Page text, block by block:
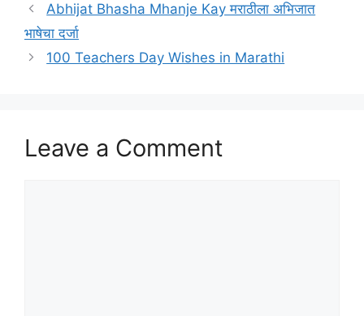
Abhijat Bhasha Mhanje Kay मराठीला अभिजात
भाषेचा दर्जा
100 Teachers Day Wishes in Marathi
Leave a Comment